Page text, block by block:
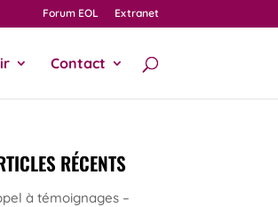
Forum EOL Extranet
Contact
RÉCENTS
à témoignages –